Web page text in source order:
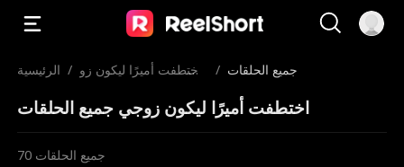
الرئيسية / اختطفت أميرًا ليكون زو
/ جميع الحلقات
اختطفت أميرًا ليكون زوجي جميع الحلقات
70 جميع الحلقات